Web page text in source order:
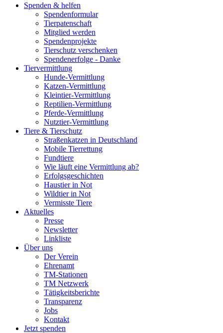
Spenden & helfen
Spendenformular
Tierpatenschaft
Mitglied werden
Spendenprojekte
Tierschutz verschenken
Spendenerfolge - Danke
Tiervermittlung
Hunde-Vermittlung
Katzen-Vermittlung
Kleintier-Vermittlung
Reptilien-Vermittlung
Pferde-Vermittlung
Nutztier-Vermittlung
Tiere & Tierschutz
Straßenkatzen in Deutschland
Mobile Tierrettung
Fundtiere
Wie läuft eine Vermittlung ab?
Erfolgsgeschichten
Haustier in Not
Wildtier in Not
Vermisste Tiere
Aktuelles
Presse
Newsletter
Linkliste
Über uns
Der Verein
Ehrenamt
TM-Stationen
TM Netzwerk
Tätigkeitsberichte
Transparenz
Jobs
Kontakt
Jetzt spenden